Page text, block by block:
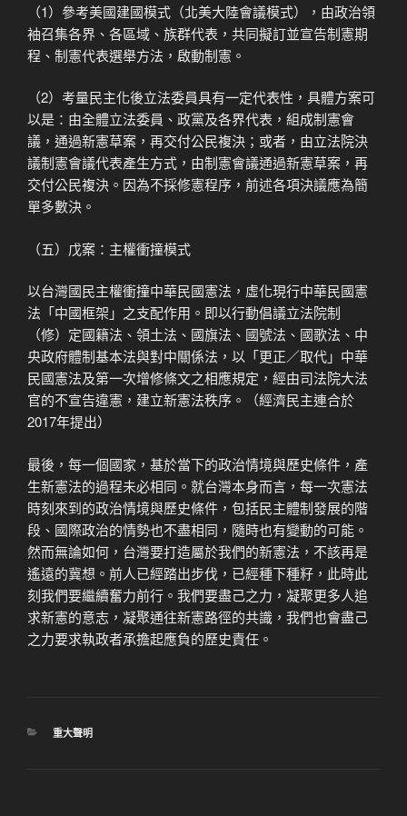
（1）參考美國建國模式（北美大陸會議模式），由政治領
袖召集各界、各區域、族群代表，共同擬訂並宣告制憲期
程、制憲代表選舉方法，啟動制憲。
（2）考量民主化後立法委員具有一定代表性，具體方案可
以是：由全體立法委員、政黨及各界代表，組成制憲會
議，通過新憲草案，再交付公民複決；或者，由立法院決
議制憲會議代表產生方式，由制憲會議通過新憲草案，再
交付公民複決。因為不採修憲程序，前述各項決議應為簡
單多數決。
（五）戊案：主權衝撞模式
以台灣國民主權衝撞中華民國憲法，虛化現行中華民國憲
法「中國框架」之支配作用。即以行動倡議立法院制
（修）定國籍法、領土法、國旗法、國號法、國歌法、中
央政府體制基本法與對中關係法，以「更正／取代」中華
民國憲法及第一次增修條文之相應規定，經由司法院大法
官的不宣告違憲，建立新憲法秩序。（經濟民主連合於
2017年提出）
最後，每一個國家，基於當下的政治情境與歷史條件，產
生新憲法的過程未必相同。就台灣本身而言，每一次憲法
時刻來到的政治情境與歷史條件，包括民主體制發展的階
段、國際政治的情勢也不盡相同，隨時也有變動的可能。
然而無論如何，台灣要打造屬於我們的新憲法，不該再是
遙遠的冀想。前人已經踏出步伐，已經種下種籽，此時此
刻我們要繼續奮力前行。我們要盡己之力，凝聚更多人追
求新憲的意志，凝聚通往新憲路徑的共識，我們也會盡己
之力要求執政者承擔起應負的歷史責任。
分
重大聲明